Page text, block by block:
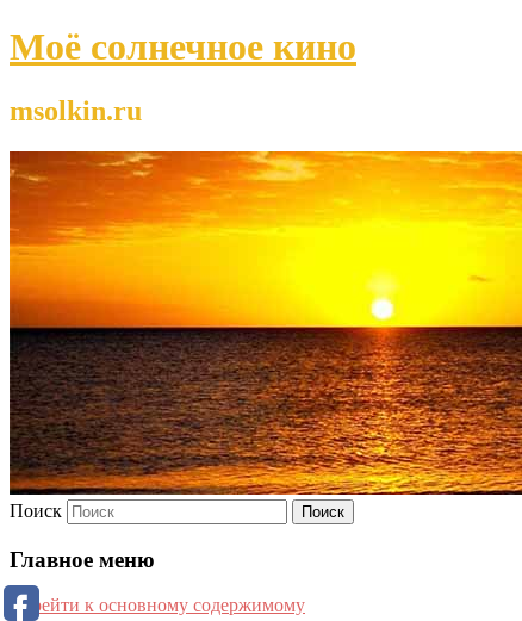
Моё солнечное кино
msolkin.ru
Поиск
Главное меню
Перейти к основному содержимому